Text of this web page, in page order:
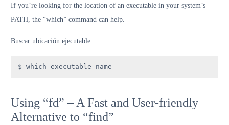
If you’re looking for the location of an executable in your system’s
PATH, the “which” command can help.
Buscar ubicación ejecutable:
$ which executable_name
Using “fd” – A Fast and User-friendly
Alternative to “find”